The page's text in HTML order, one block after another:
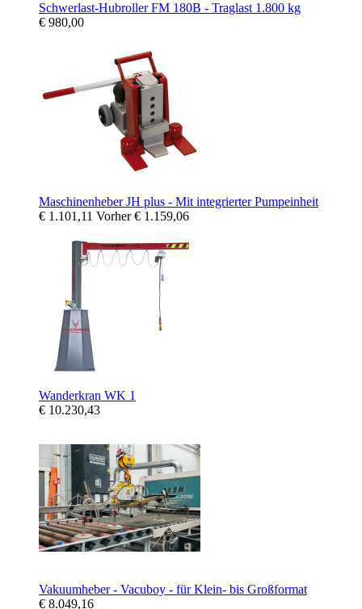
Schwerlast-Hubroller FM 180B - Traglast 1.800 kg
€ 980,00
Maschinenheber JH plus - Mit integrierter Pumpeinheit
€ 1.101,11 Vorher€ 1.159,06
Wanderkran WK 1
€ 10.230,43
Vakuumheber - Vacuboy - für Klein- bis Großformat
€ 8.049,16